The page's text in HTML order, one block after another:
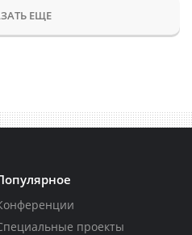
ЕЩЕ
проекты